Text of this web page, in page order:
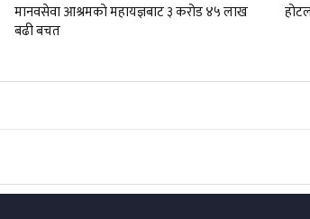
मानवसेवा आश्रमकाे‌ महायज्ञबाट ३ करोड ४५ लाख
बढी बचत